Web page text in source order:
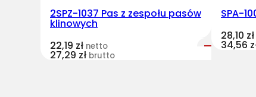
2SPZ-1037 Pas z zespołu pasów
klinowych
22,19 zł netto
27,29 zł brutto
SPA-
28,10 zł
34,56